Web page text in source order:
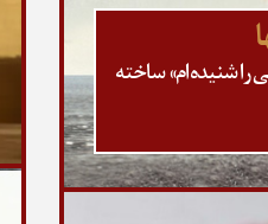
را شنیده‌ام» ساخته